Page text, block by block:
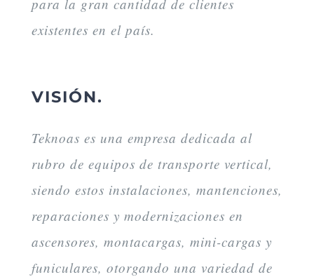
para la gran cantidad de clientes
existentes en el país.
VISIÓN.
Teknoas es una empresa dedicada al
rubro de equipos de transporte vertical,
siendo estos instalaciones, mantenciones,
reparaciones y modernizaciones en
ascensores, montacargas, mini-cargas y
funiculares, otorgando una variedad de